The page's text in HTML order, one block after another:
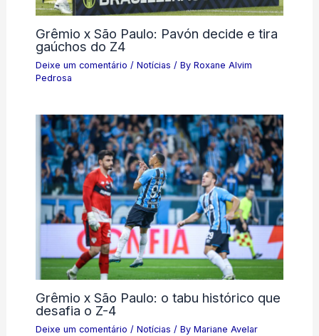
Grêmio x São Paulo: Pavón decide e tira
gaúchos do Z4
Deixe um comentário / Notícias / By Roxane Alvim
Pedrosa
Grêmio x São Paulo: o tabu histórico que
desafia o Z-4
Deixe um comentário / Notícias / By Mariane Avelar